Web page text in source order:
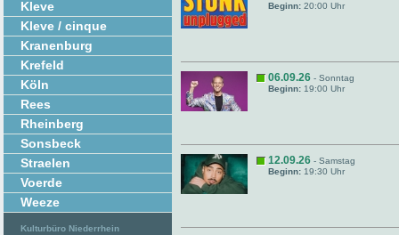
Kleve
Kleve / cinque
Kranenburg
Krefeld
Köln
Rees
Rheinberg
Sonsbeck
Straelen
Voerde
Weeze
Kulturbüro Niederrhein
Beginn: 20:00 Uhr
06.09.26 - Sonntag
Beginn: 19:00 Uhr
12.09.26 - Samstag
Beginn: 19:30 Uhr